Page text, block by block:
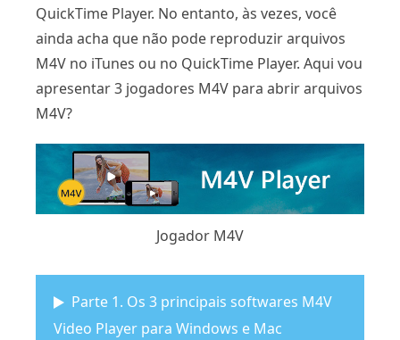
QuickTime Player. No entanto, às vezes, você
ainda acha que não pode reproduzir arquivos
M4V no iTunes ou no QuickTime Player. Aqui vou
apresentar 3 jogadores M4V para abrir arquivos
M4V?
Jogador M4V
Parte 1. Os 3 principais softwares M4V
Video Player para Windows e Mac